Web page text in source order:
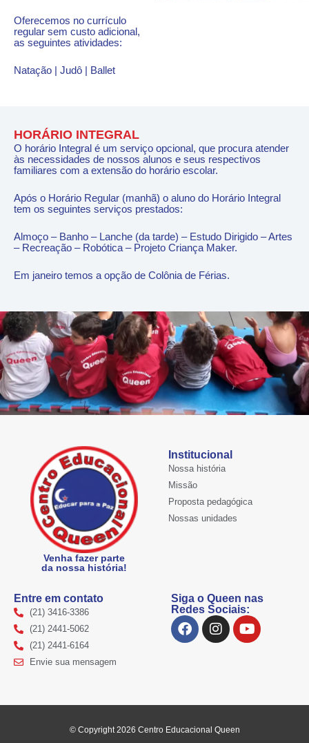
Oferecemos no currículo
regular sem custo adicional,
as seguintes atividades:
Natação | Judô | Ballet
HORÁRIO INTEGRAL
O horário Integral é um serviço opcional, que procura atender
às necessidades de nossos alunos e seus respectivos
familiares com a extensão do horário escolar.
Após o Horário Regular (manhã) o aluno do Horário Integral
tem os seguintes serviços prestados:
Almoço – Banho – Lanche (da tarde) – Estudo Dirigido – Artes
– Recreação – Robótica – Projeto Criança Maker.
Em janeiro temos a opção de Colônia de Férias.
Venha fazer parte
da nossa história!
Institucional
Nossa história
Missão
Proposta pedagógica
Nossas unidades
Entre em contato
(21) 3416-3386
(21) 2441-5062
(21) 2441-6164
Envie sua mensagem
Siga o Queen nas
Redes Sociais:
F
a
o
I
n
r
m
Y
o
e
© Copyright 2026 Centro Educacional Queen